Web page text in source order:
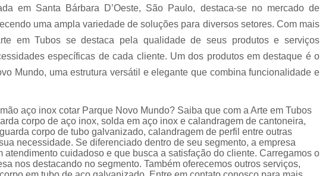
tubo
corte
Guarda
corpos
corpos ferro
Guarda
corpos
galvanizados
Corrimão de Aço Galvanizado
Corrimão em
Corrimão em Tubo de Aço
Corrimão Galvanizado com
Corrimão
Corrimão de Ferro
Corrimão Escada Interna Ferro
Corrimão Ferro de Escada
em Santa Bárbara D’Oeste, São Paulo, destaca-se no mercado de
uma ampla variedade de soluções para diversos setores. Com mais
em Tubos se destaca pela qualidade de seus produtos e serviços
específicas de cada cliente. Um dos produtos em destaque é o
Mundo, uma estrutura versátil e elegante que combina funcionalidade e
aço inox cotar Parque Novo Mundo? Saiba que com a Arte em Tubos
corpo de aço inox, solda em aço inox e calandragem de cantoneira,
corpo de tubo galvanizado, calandragem de perfil entre outras
necessidade. Se diferenciado dentro de seu segmento, a empresa
atendimento cuidadoso e que busca a satisfação do cliente. Carregamos o
nos destacando no segmento. Também oferecemos outros serviços,